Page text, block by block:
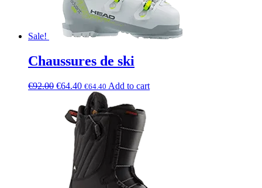
Sale!
Chaussures de ski
€92.00 €64.40 €64.40 Add to cart